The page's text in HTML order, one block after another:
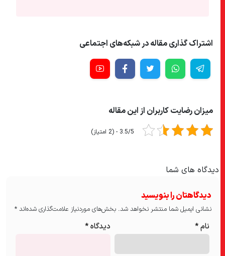
اشتراک گذاری مقاله در شبکه‌های اجتماعی
میزان رضایت کاربران از این مقاله
3.5/5 - (2 امتیاز)
دیدگاه های شما
دیدگاهتان را بنویسید
نشانی ایمیل شما منتشر نخواهد شد. بخش‌های موردنیاز علامت‌گذاری شده‌اند*
دیدگاه* نام*